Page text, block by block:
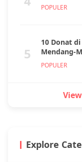
POPULER
5
10 Donat
Mendang-
POPULER
Explore